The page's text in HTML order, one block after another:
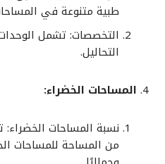
طبية متنوعة في
التخصصات: تشمل
التحاليل.
المساحات الخضراء:
من المساحة للمساحات